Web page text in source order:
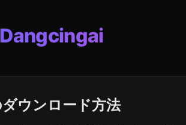
Dangcingai
ウンロード方法